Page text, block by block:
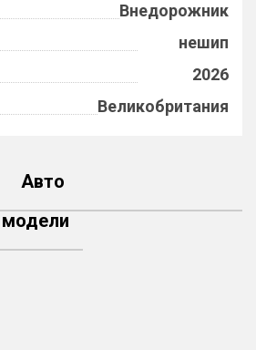
Внедорожник
нешип
2026
Великобритания
Авто